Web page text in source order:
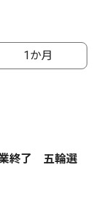
1か月
終了 五輪選